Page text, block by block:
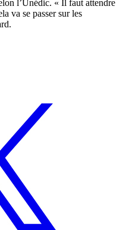
l’Unédic. « Il faut attendre
va se passer sur les